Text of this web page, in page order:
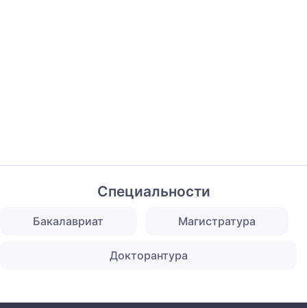
Специальности
Бакалавриат Магистратура
Докторантура